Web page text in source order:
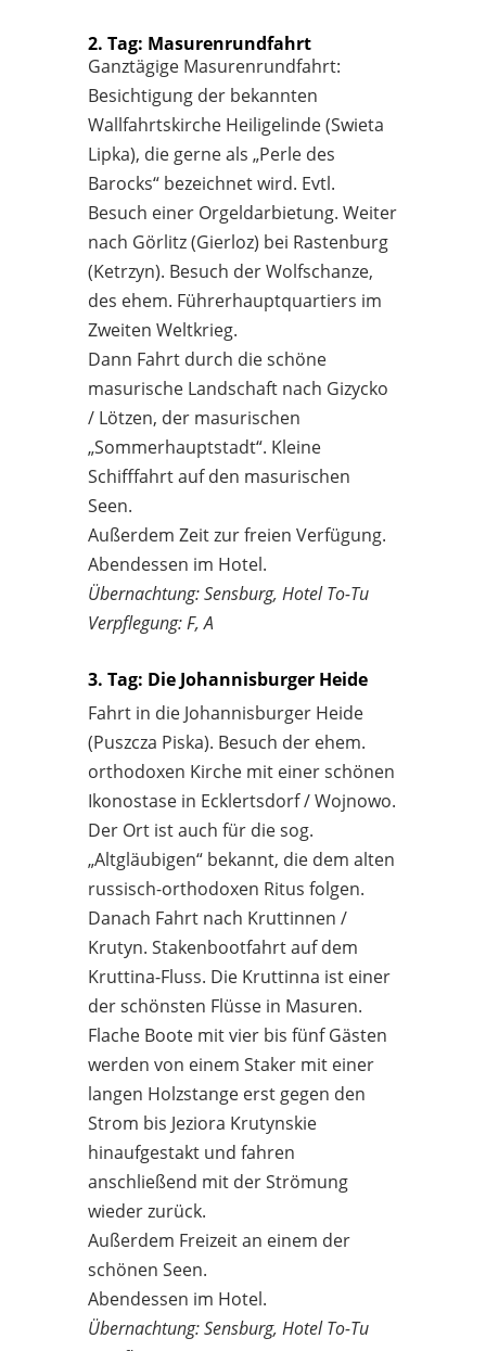
2. Tag: Masurenrundfahrt
Ganztägige Masurenrundfahrt:
Besichtigung der bekannten
Wallfahrtskirche Heiligelinde (Swieta
Lipka), die gerne als „Perle des
Barocks“ bezeichnet wird. Evtl.
Besuch einer Orgeldarbietung. Weiter
nach Görlitz (Gierloz) bei Rastenburg
(Ketrzyn). Besuch der Wolfschanze,
des ehem. Führerhauptquartiers im
Zweiten Weltkrieg.
Dann Fahrt durch die schöne
masurische Landschaft nach Gizycko
/ Lötzen, der masurischen
„Sommerhauptstadt“. Kleine
Schifffahrt auf den masurischen
Seen.
Außerdem Zeit zur freien Verfügung.
Abendessen im Hotel.
Übernachtung: Sensburg, Hotel To-Tu
Verpflegung: F, A
3. Tag: Die Johannisburger Heide
Fahrt in die Johannisburger Heide
(Puszcza Piska). Besuch der ehem.
orthodoxen Kirche mit einer schönen
Ikonostase in Ecklertsdorf / Wojnowo.
Der Ort ist auch für die sog.
„Altgläubigen“ bekannt, die dem alten
russisch-orthodoxen Ritus folgen.
Danach Fahrt nach Kruttinnen /
Krutyn. Stakenbootfahrt auf dem
Kruttina-Fluss. Die Kruttinna ist einer
der schönsten Flüsse in Masuren.
Flache Boote mit vier bis fünf Gästen
werden von einem Staker mit einer
langen Holzstange erst gegen den
Strom bis Jeziora Krutynskie
hinaufgestakt und fahren
anschließend mit der Strömung
wieder zurück.
Außerdem Freizeit an einem der
schönen Seen.
Abendessen im Hotel.
Übernachtung: Sensburg, Hotel To-Tu